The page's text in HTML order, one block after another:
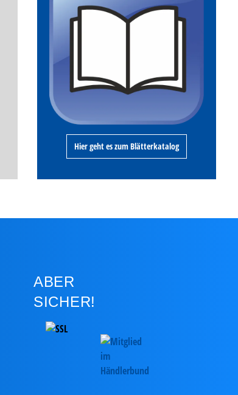
Hier geht es zum Blätterkatalog
ABER
SICHER!